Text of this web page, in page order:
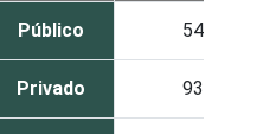
Público 54
Privado 93